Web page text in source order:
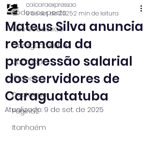
Todos os posts
São Sebastião
Caraguatatuba
Ubatuba
Ilhabela
Destaque
Página2
Itanhaém
Mateus Silva anuncia
retomada da
progressão salarial
dos servidores de
Caraguatatuba
caicaraexpressao
9 de set. de 20252 min de leitura
Atualizado: 9 de set. de 2025